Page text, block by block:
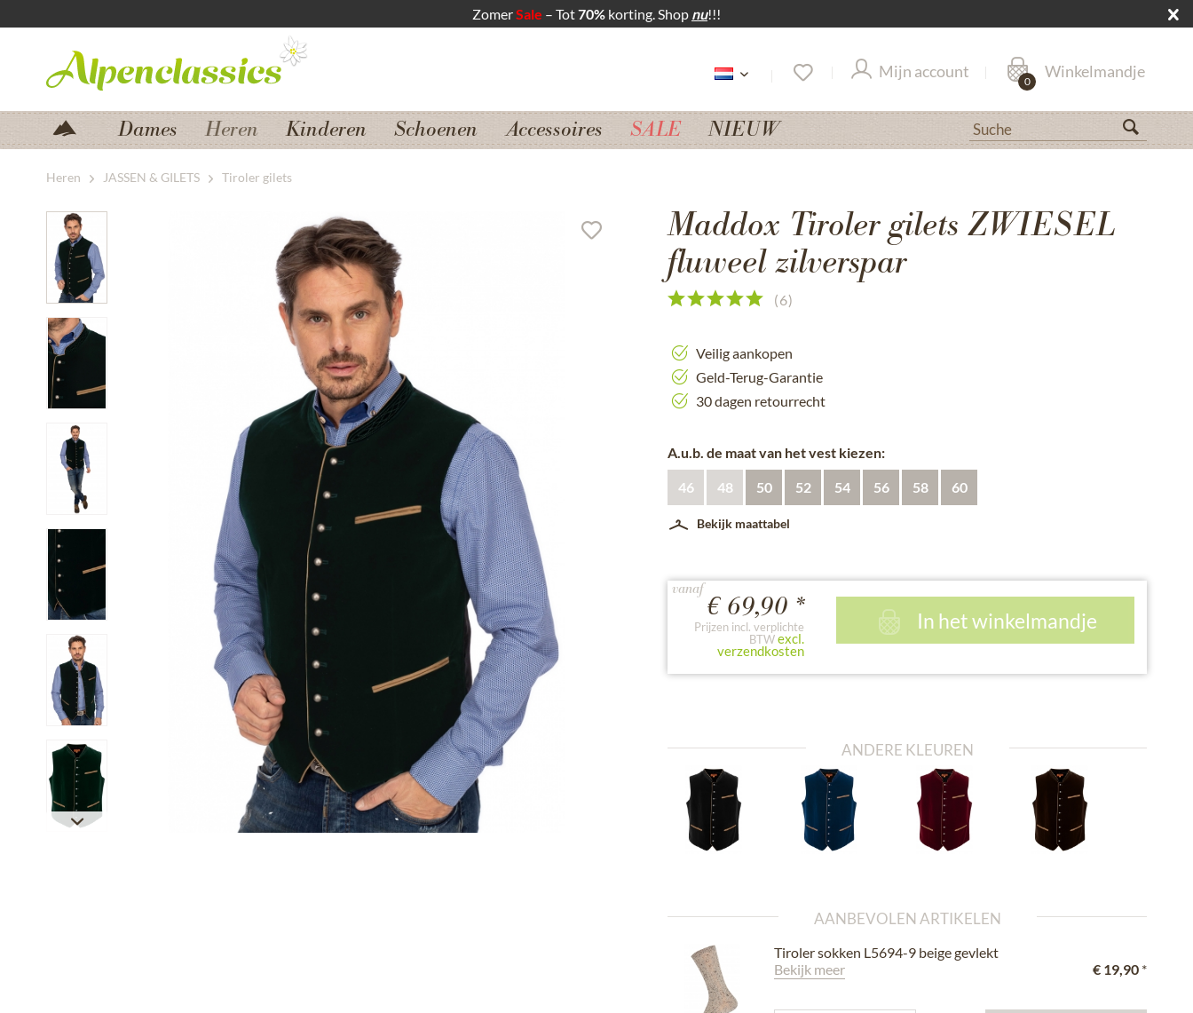
ZomerSale – Tot70% korting. Shop nu!!!
Zum Hauptbereich springen
Mijn account Winkelmandje
0
Dames Heren Kinderen Schoenen Accessoires SALE NIEUW
Heren JASSEN & GILETS Tiroler gilets
Maddox Tiroler gilets ZWIESEL
fluweel zilverspar
(6)
Veilig aankopen
Geld-Terug-Garantie
30 dagen retourrecht
A.u.b. de maat van het vest kiezen:
46 48 50 52 54 56 58 60
Bekijk maattabel
vanaf
€ 69,90 *
Prijzen incl. verplichte
BTWexcl.
verzendkosten
In het winkelmandje
ANDERE KLEUREN
AANBEVOLEN ARTIKELEN
Tiroler sokken L5694-9 beige gevlekt
€ 19,90 *
Bekijk meer